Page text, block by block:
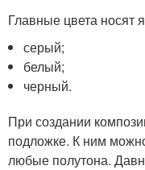
Главные цвета носят
серый;
белый;
черный.
При создании
подложке. К ним
любые полутона.